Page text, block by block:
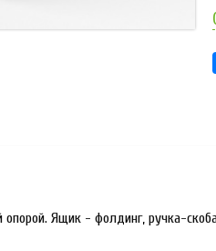
Ящик - фолдинг, ручка-